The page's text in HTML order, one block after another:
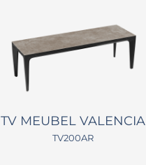
TV MEUBEL VALENCIA
TV200AR